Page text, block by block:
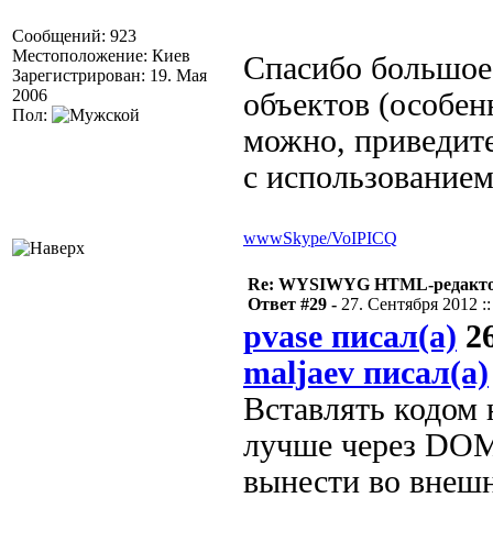
Сообщений: 923
Местоположение: Киев
Зарегистрирован: 19. Мая
2006
Пол:
Спасибо
объектов
можно,
с
wwwSkype/VoIPICQ
Re: WYSIWYG HTML-
Ответ #29 - 27. Сентября 2012
pvase писал(а)
maljaev писал(а)
Вставлять кодом
лучше через
вынести во